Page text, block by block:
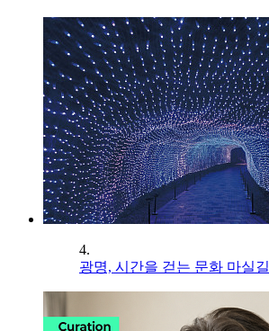
4.
광명, 시간을 걷는 문화 마실길